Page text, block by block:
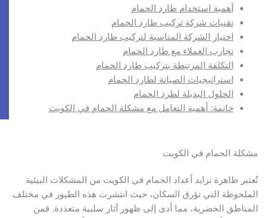
أهمية استخدام طارد الحمام
تقنيات شركة تركيب طارد الحمام
اختيار الشركة المناسبة لتركيب طارد الحمام
تجارب العملاء مع طارد الحمام
التكلفة المرتبطة بتركيب طارد الحمام
استراتيجيات الصيانة لطارد الحمام
الحلول البديلة لطرد الحمام
خاتمة: أهمية التعامل مع مشكلة الحمام في الكويت
مشكلة الحمام في الكويت
تُعتبر ظاهرة تزايد أعداد الحمام في الكويت من المشكلات البيئية
الملحوظة التي تؤرق السكان، حيث انتشرت هذه الطيور في مختلف
المناطق الحضرية، مما أدى إلى ظهور آثار سلبية متعددة. فمن